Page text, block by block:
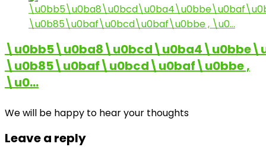
\u0b85\u0baf\u0bcd\u0baf\u0bbe ,
\u0…
We will be happy to hear your thoughts
Leave a reply